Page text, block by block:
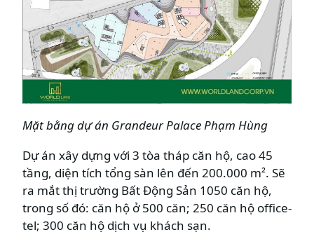
Mặt bằng dự án Grandeur Palace Phạm Hùng
Dự án xây dựng với 3 tòa tháp căn hộ, cao 45
tầng, diện tích tổng sàn lên đến 200.000 m². Sẽ
ra mắt thị trường Bất Động Sản 1050 căn hộ,
trong số đó: căn hộ ở 500 căn; 250 căn hộ office-
tel; 300 căn hộ dịch vụ khách sạn.